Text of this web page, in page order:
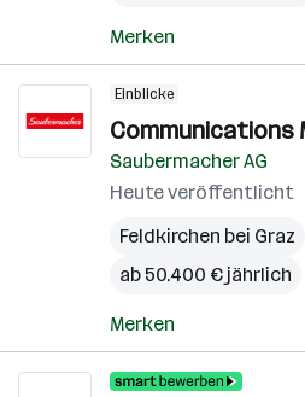
Merken
Einblicke
Communications
Saubermacher AG
Heute veröffentlicht
Feldkirchen bei Graz
ab 50.400 € jährlich
Merken